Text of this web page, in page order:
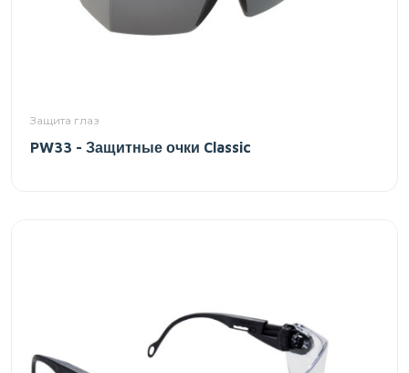
Защита глаз
PW33 - Защитные очки Classic